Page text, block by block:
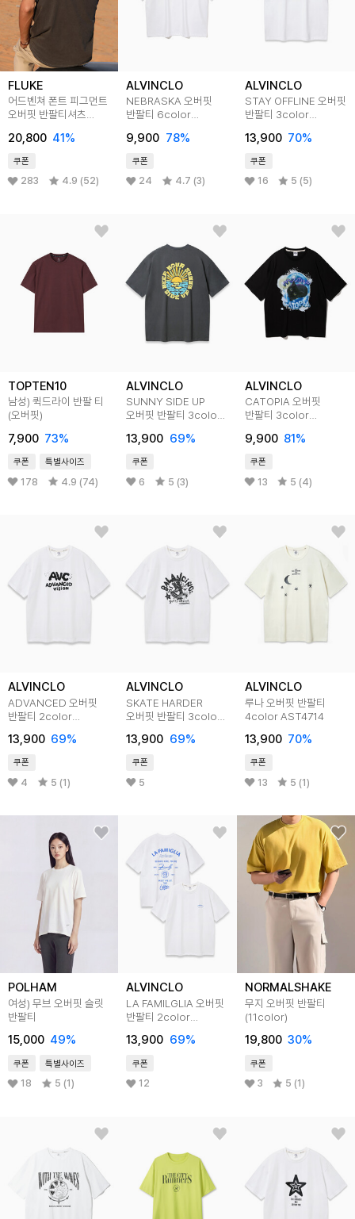
FLUKE
어드벤쳐 폰트 피그먼트
오버핏 반팔티셔츠
20,800 41%
쿠폰
283 4.9 (52)
ALVINCLO
NEBRASKA 오버핏
반팔티 6color
9,900 78%
쿠폰
24 4.7 (3)
ALVINCLO
STAY OFFLINE 오버핏
반팔티 3color
13,900 70%
쿠폰
16 5 (5)
TOPTEN10
남성) 퀵드라이 반팔 티
(오버핏)
7,900 73%
쿠폰 특별사이즈
178 4.9 (74)
ALVINCLO
SUNNY SIDE UP
오버핏 반팔티 3color
13,900 69%
쿠폰
6 5 (3)
ALVINCLO
CATOPIA 오버핏
반팔티 3color
9,900 81%
쿠폰
13 5 (4)
ALVINCLO
ADVANCED 오버핏
반팔티 2color
13,900 69%
쿠폰
4 5 (1)
ALVINCLO
SKATE HARDER
오버핏 반팔티 3color
13,900 69%
쿠폰
5
ALVINCLO
루나 오버핏 반팔티
4color AST4714
13,900 70%
쿠폰
13 5 (1)
POLHAM
여성) 무브 오버핏 슬릿
반팔티
15,000 49%
쿠폰 특별사이즈
18 5 (1)
ALVINCLO
LA FAMILGLIA 오버핏
반팔티 2color
13,900 69%
쿠폰
12
NORMALSHAKE
무지 오버핏 반팔티
(11color)
19,800 30%
쿠폰
3 5 (1)